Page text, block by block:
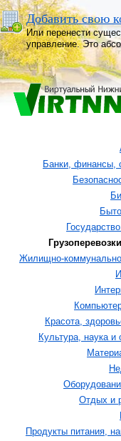
Добавить свою
Или перенести
управление. Это
Банки, финансы,
Жилищно-
Красота,
Культура, наука и
Отдых и
Продукты питания,